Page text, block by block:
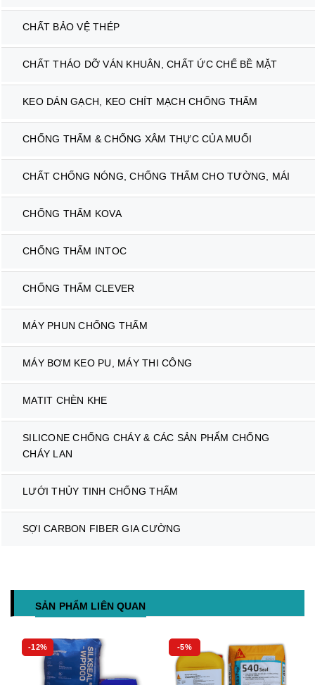
CHẤT BẢO VỆ THÉP
CHẤT THÁO DỠ VÁN KHUÂN, CHẤT ỨC CHẾ BỀ MẶT
KEO DÁN GẠCH, KEO CHÍT MẠCH CHỐNG THẤM
CHỐNG THẤM & CHỐNG XÂM THỰC CỦA MUỐI
CHẤT CHỐNG NÓNG, CHỐNG THẤM CHO TƯỜNG, MÁI
CHỐNG THẤM KOVA
CHỐNG THẤM INTOC
CHỐNG THẤM CLEVER
MÁY PHUN CHỐNG THẤM
MÁY BƠM KEO PU, MÁY THI CÔNG
MATIT CHÈN KHE
SILICONE CHỐNG CHÁY & CÁC SẢN PHẨM CHỐNG
CHÁY LAN
LƯỚI THỦY TINH CHỐNG THẤM
SỢI CARBON FIBER GIA CƯỜNG
SẢN PHẨM LIÊN QUAN
-12% -5%